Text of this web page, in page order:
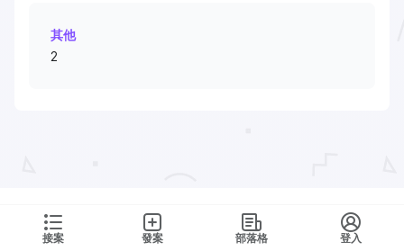
接案 發案 部落格 登入
其他
2